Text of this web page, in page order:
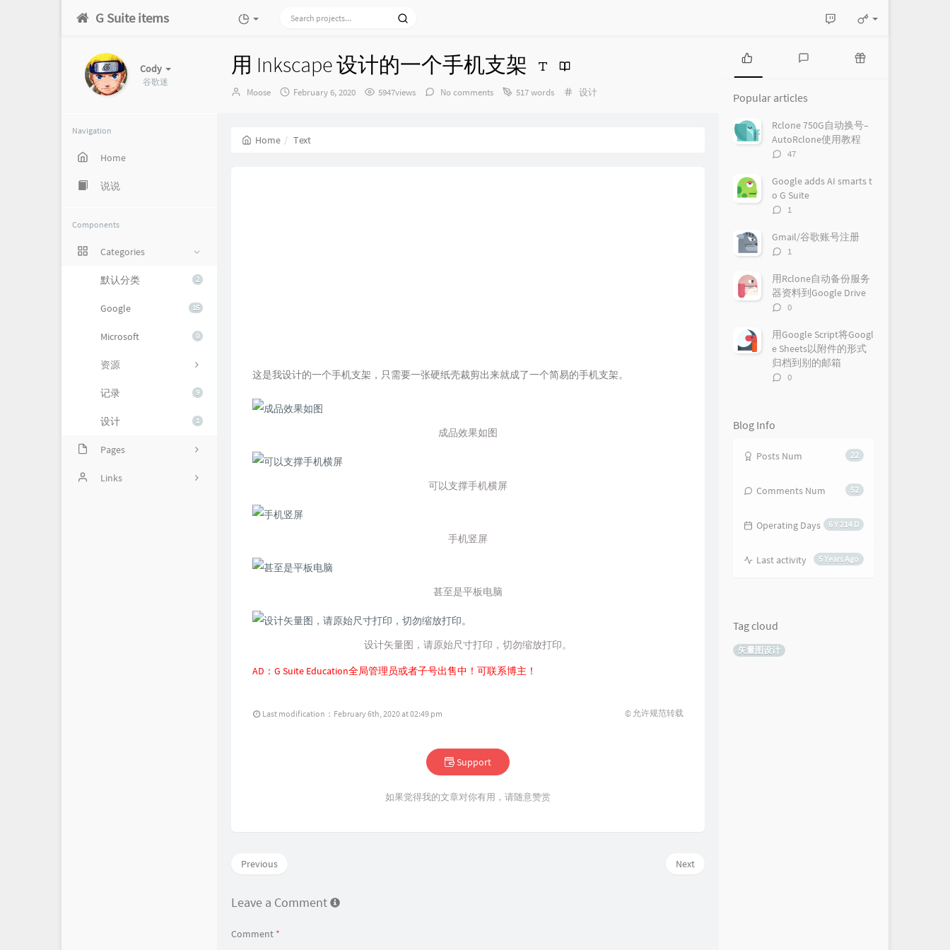
G Suite items
Cody
谷歌迷
Navigation
Home
说说
Components
Categories
2
默认分类
15
Google
0
Microsoft
资源
9
记录
1
设计
Pages
时光如梭
Links
用 Inkscape 设计的一个手机支架
Author：
Moose
发
February 6, 2020 5947views No comments 517 words Categories：
设计
Home Text
这是我设计的一个手机支架，只需要一张硬纸壳裁剪出来就成了一个简易的手机支架。
成品效果如图
可以支撑手机横屏
手机竖屏
甚至是平板电脑
设计矢量图，请原始尺寸打印，切勿缩放打印。
AD：G Suite Education全局管理员或者子号出售中！可联系博主 ！
Last modification：February 6th, 2020 at 02:49 pm © 允许规范转载
Support
如果觉得我的文章对你有用，请随意赞赏
Next
Previous
Leave a Comment
Comment *
P
p
u
l
a
a
r
t
c
l
s
t
e
s
n
d
o
m
r
Popular articles
Rclone 750G自动换号–
AutoRclone使用教程
评
数：
47
Google adds AI smarts t
o G Suite
评
数：
1
Gmail/谷歌账号注册
评
数：
1
用Rclone自动备份服务
器资料到Google Drive
评
数：
0
用Google Script将Googl
e Sheets以附件的形式
归档到别的邮箱
评
0
Blog Info
22
Posts Num
52
Comments Num
6 Y 214 D
Operating Days
5 Years Ago
Last activity
Tag cloud
矢量图设计